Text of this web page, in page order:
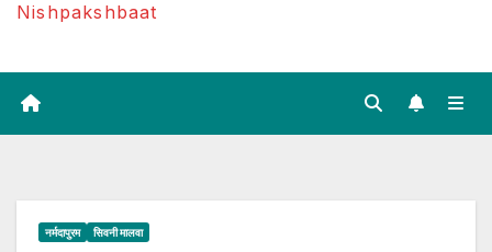
Nishpakshbaat
नर्मदापुरम सिवनी मालवा